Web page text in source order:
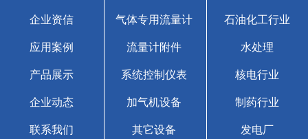
企业资信
应用案例
产品展示
企业动态
联系我们
气体专用流量计
流量计附件
系统控制仪表
加气机设备
其它设备
石油化工行业
水处理
核电行业
制药行业
发电厂